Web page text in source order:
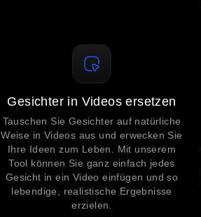
Gesichter in Videos ersetzen
Tauschen Sie Gesichter auf natürliche
Weise in Videos aus und erwecken Sie
Ihre Ideen zum Leben. Mit unserem
Tool können Sie ganz einfach jedes
Gesicht in ein Video einfügen und so
lebendige, realistische Ergebnisse
erzielen.